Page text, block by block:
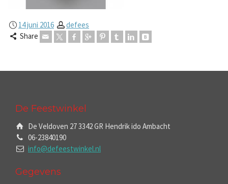
14 juni 2016
defees
Share
De Feestwinkel
De Veldoven 27 3342 GR Hendrik ido Ambacht
06-23840190
info@defeestwinkel.nl
Gegevens